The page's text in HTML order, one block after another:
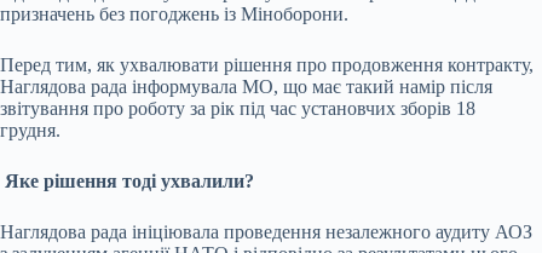
призначень без погоджень із Міноборони.
Перед тим, як ухвалювати рішення про продовження контракту,
Наглядова рада інформувала МО, що має такий намір після
звітування про роботу за рік під час установчих зборів 18
грудня.
Яке рішення тоді ухвалили?
Наглядова рада ініціювала проведення незалежного аудиту АОЗ